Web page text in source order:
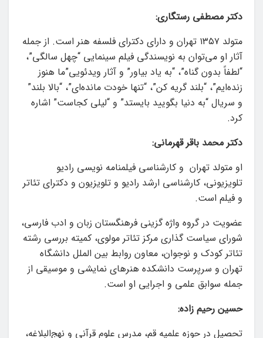
دکتر مصطفی رستگاری:
متولد ۱۳۵۷ تهران و دارای دکترای فلسفه هنر است. از جمله
آثار او می‌توان به نویسندگی فیلم سینمایی “چهل سالگی”،
“لطفاً بدون گناه”، “به یاد بیاور” و آثار ویدئویی”ما هنوز
زنده‌ایم”، “بلند گریه کن”، “تنها خودت مانده‌ای”، “بالا بلند”
و سریال “به دنیا بگویید بایستد” و “لیلی کجاست” اشاره
کرد.
دکتر محمد باقر قهرمانی:
او متولد تهران و کارشناسی فیلمنامه نویسی رادیو
تلویزیونی، کارشناسی ارشد رادیو و تلویزیون و دکترای تئاتر
و فیلم است.
عضویت در گروه واژه گزینی فرهنگستان زبان و ادب فارسی،
شورای سیاست گذاری مرکز تئاتر مولوی، کمیته بررسی رشته
تئاتر کودک و نوجوان، معاون روابط بین الملل دانشگاه
تهران و سرپرست دانشکده هنرهای نمایشی و موسیقی از
جمله سوابق علمی و اجرایی او است.
حسین رحیم زاده:
تحصیل در حوزه علمیه قم، مدرس علوم قرآنی و نهج‌البلاغه،